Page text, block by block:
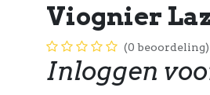
Viognier
(0 beoordeling)
Inloggen